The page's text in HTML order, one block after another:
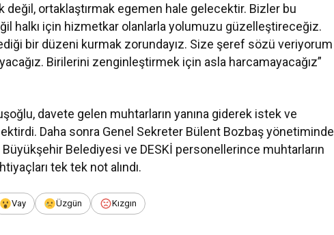
değil, ortaklaştırmak egemen hale gelecektir. Bizler bu
halkı için hizmetkar olanlarla yolumuzu güzelleştireceğiz.
bir düzeni kurmak zorundayız. Size şeref sözü veriyorum
Birilerini zenginleştirmek için asla harcamayacağız”
davete gelen muhtarların yanına giderek istek ve
Daha sonra Genel Sekreter Bülent Bozbaş yönetiminde
Belediyesi ve DESKİ personellerince muhtarların
tek tek not alındı.
Vay Üzgün Kızgın